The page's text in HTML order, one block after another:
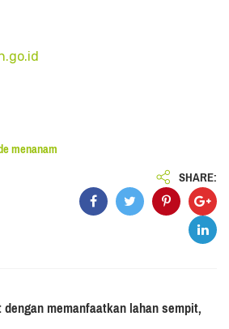
menanam
SHARE:
memanfaatkan lahan sempit,